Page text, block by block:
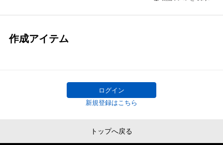
作成アイテム
ログイン
新規登録はこちら
トップへ戻る